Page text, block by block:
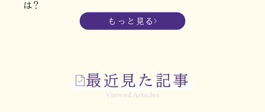
は？
もっと見る
最近見た記事
Viewed Articles